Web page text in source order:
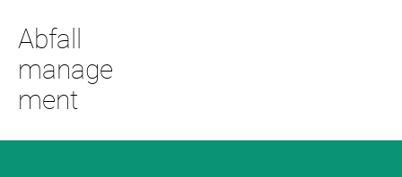
Abfall
manage
ment